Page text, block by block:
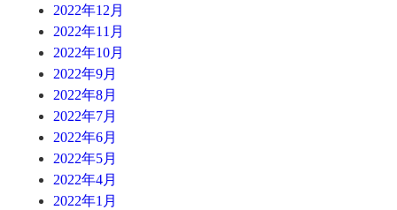
2022年12月
2022年11月
2022年10月
2022年9月
2022年8月
2022年7月
2022年6月
2022年5月
2022年4月
2022年1月